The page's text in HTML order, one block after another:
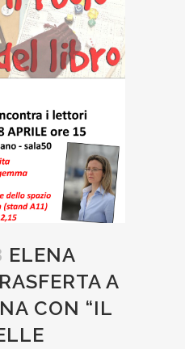
ELENA
A
CON “IL